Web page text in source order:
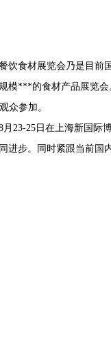
食材展览会乃是目前
模***的食材产品展览
众参加。
23-25日在上海新国际
进步。同时紧跟当前国